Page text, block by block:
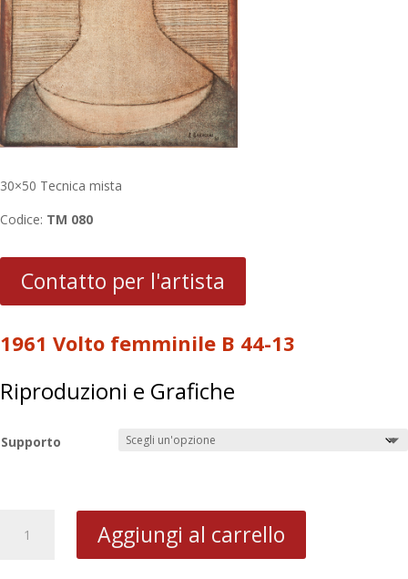
30×50 Tecnica mista
Codice: TM 080
Contatto per l'artista
1961 Volto femminile B 44-13
Riproduzioni e Grafiche
Supporto
Volto
Aggiungi al carrello